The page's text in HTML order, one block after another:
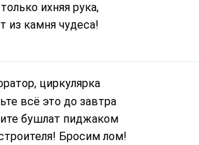
ихняя рука,
из камня чудеса!
циркулярка
всё это до завтра
бушлат пиджаком
Бросим лом!